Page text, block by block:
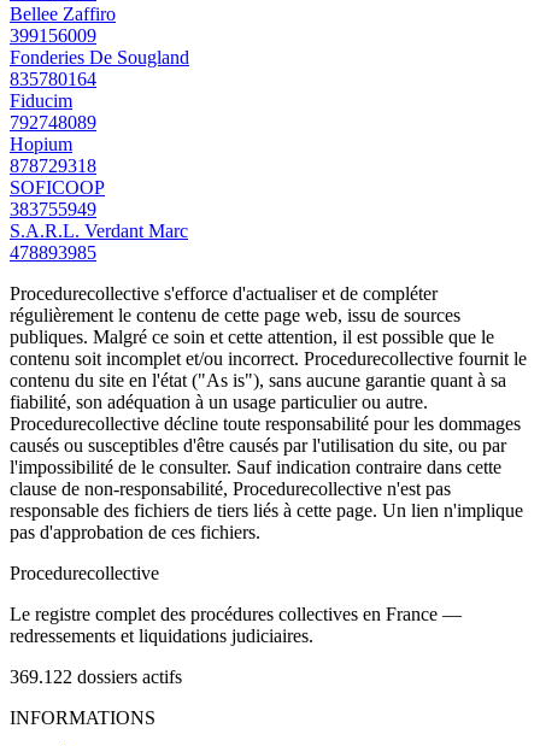
Bellee Zaffiro
399156009
Fonderies De Sougland
835780164
Fiducim
792748089
Hopium
878729318
SOFICOOP
383755949
S.A.R.L. Verdant Marc
478893985
Procedurecollective s'efforce d'actualiser et de compléter
régulièrement le contenu de cette page web, issu de sources
publiques. Malgré ce soin et cette attention, il est possible que le
contenu soit incomplet et/ou incorrect. Procedurecollective fournit le
contenu du site en l'état ("As is"), sans aucune garantie quant à sa
fiabilité, son adéquation à un usage particulier ou autre.
Procedurecollective décline toute responsabilité pour les dommages
causés ou susceptibles d'être causés par l'utilisation du site, ou par
l'impossibilité de le consulter. Sauf indication contraire dans cette
clause de non-responsabilité, Procedurecollective n'est pas
responsable des fichiers de tiers liés à cette page. Un lien n'implique
pas d'approbation de ces fichiers.
Procedurecollective
Le registre complet des procédures collectives en France —
redressements et liquidations judiciaires.
369.122 dossiers actifs
INFORMATIONS